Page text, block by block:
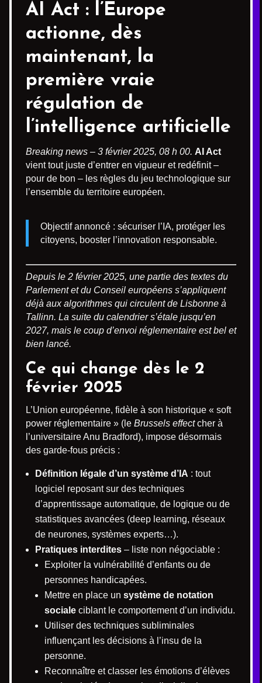
AI Act : l’Europe
actionne, dès
maintenant, la
première vraie
régulation de
l’intelligence artificielle
Breaking news – 3 février 2025, 08 h 00. AI Act
vient tout juste d’entrer en vigueur et redéfinit –
pour de bon – les règles du jeu technologique sur
l’ensemble du territoire européen.
Objectif annoncé : sécuriser l’IA, protéger les
citoyens, booster l’innovation responsable.
Depuis le 2 février 2025, une partie des textes du
Parlement et du Conseil européens s’appliquent
déjà aux algorithmes qui circulent de Lisbonne à
Tallinn. La suite du calendrier s’étale jusqu’en
2027, mais le coup d’envoi réglementaire est bel et
bien lancé.
Ce qui change dès le 2
février 2025
L’Union européenne, fidèle à son historique « soft
power réglementaire » (le Brussels effectcher à
l’universitaire Anu Bradford), impose désormais
des garde-fous précis :
Définition légale d’un système d’IA : tout
logiciel reposant sur des techniques
d’apprentissage automatique, de logique ou de
statistiques avancées (deep learning, réseaux
de neurones, systèmes experts…).
Pratiques interdites – liste non négociable :
Exploiter la vulnérabilité d’enfants ou de
personnes handicapées.
Mettre en place un système de notation
sociale ciblant le comportement d’un individu.
Utiliser des techniques subliminales
influençant les décisions à l’insu de la
personne.
Reconnaître et classer les émotions d’élèves